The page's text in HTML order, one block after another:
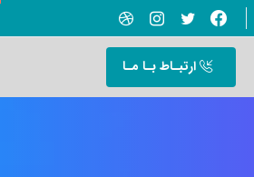
ارتبـاط بـا مـا